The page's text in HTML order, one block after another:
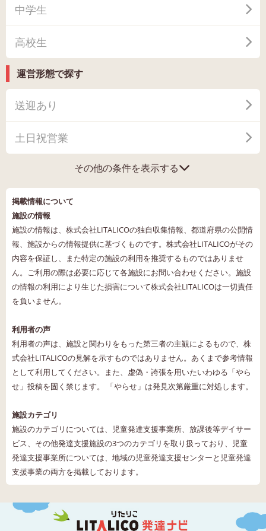
中学生
高校生
運営形態で探す
送迎あり
土日祝営業
その他の条件を表示する
掲載情報について
施設の情報
施設の情報は、株式会社LITALICOの独自収集情報、都道府県の公開情
報、施設からの情報提供に基づくものです。株式会社LITALICOがその
内容を保証し、また特定の施設の利用を推奨するものではありませ
ん。ご利用の際は必要に応じて各施設にお問い合わせください。施設
の情報の利用により生じた損害について株式会社LITALICOは一切責任
を負いません。
利用者の声
利用者の声は、施設と関わりをもった第三者の主観によるもので、株
式会社LITALICOの見解を示すものではありません。あくまで参考情報
として利用してください。また、虚偽・誇張を用いたいわゆる「やら
せ」投稿を固く禁じます。 「やらせ」は発見次第厳重に対処します。
施設カテゴリ
施設のカテゴリについては、児童発達支援事業所、放課後等デイサー
ビス、その他発達支援施設の3つのカテゴリを取り扱っており、児童
発達支援事業所については、地域の児童発達支援センターと児童発達
支援事業の両方を掲載しております。